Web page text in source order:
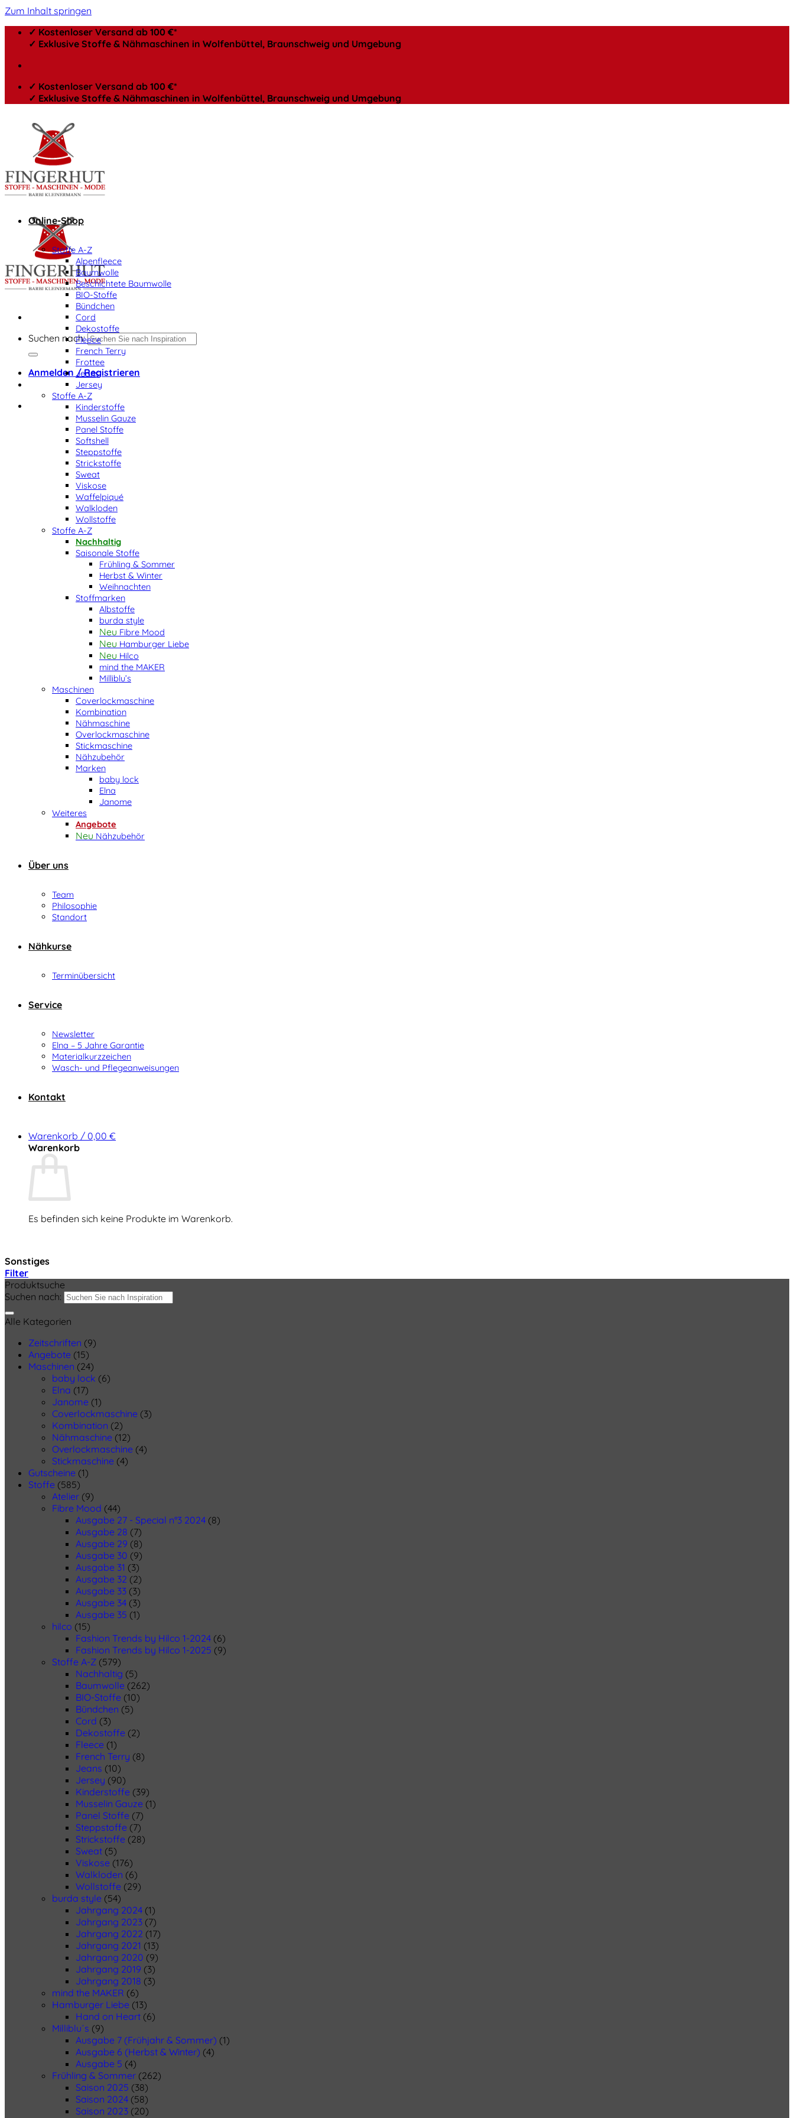
Zum Inhalt springen
✓ Kostenloser Versand ab 100 €*
✓ Exklusive Stoffe & Nähmaschinen in Wolfenbüttel, Braunschweig und Umgebung
✓ Kostenloser Versand ab 100 €*
✓ Exklusive Stoffe & Nähmaschinen in Wolfenbüttel, Braunschweig und Umgebung
Suchen nach:
Anmelden / Registrieren
Online-Shop
Stoffe A-Z
Alpenfleece
Baumwolle
Beschichtete Baumwolle
BIO-Stoffe
Bündchen
Cord
Dekostoffe
Fleece
French Terry
Frottee
Jeans
Jersey
Stoffe A-Z
Kinderstoffe
Musselin Gauze
Panel Stoffe
Softshell
Steppstoffe
Strickstoffe
Sweat
Viskose
Waffelpiqué
Walkloden
Wollstoffe
Stoffe A-Z
Nachhaltig
Saisonale Stoffe
Frühling & Sommer
Herbst & Winter
Weihnachten
Stoffmarken
Albstoffe
burda style
Fibre Mood
Hamburger Liebe
Hilco
mind the MAKER
Milliblu’s
Maschinen
Coverlockmaschine
Kombination
Nähmaschine
Overlockmaschine
Stickmaschine
Nähzubehör
Marken
baby lock
Elna
Janome
Weiteres
Angebote
Nähzubehör
Über uns
Team
Philosophie
Standort
Nähkurse
Terminübersicht
Service
Newsletter
Elna – 5 Jahre Garantie
Materialkurzzeichen
Wasch- und Pflegeanweisungen
Kontakt
Warenkorb / 0,00 €
Warenkorb
Es befinden sich keine Produkte im Warenkorb.
Sonstiges
Filter
Produktsuche
Suchen nach:
Alle Kategorien
Zeitschriften (9)
Angebote (15)
Maschinen (24)
baby lock (6)
Elna (17)
Janome (1)
Coverlockmaschine (3)
Kombination (2)
Nähmaschine (12)
Overlockmaschine (4)
Stickmaschine (4)
Gutscheine (1)
Stoffe (585)
Atelier (9)
Fibre Mood (44)
Ausgabe 27 - Special n°3 2024 (8)
Ausgabe 28 (7)
Ausgabe 29 (8)
Ausgabe 30 (9)
Ausgabe 31 (3)
Ausgabe 32 (2)
Ausgabe 33 (3)
Ausgabe 34 (3)
Ausgabe 35 (1)
hilco (15)
Fashion Trends by Hilco 1-2024 (6)
Fashion Trends by Hilco 1-2025 (9)
Stoffe A-Z (579)
Nachhaltig (5)
Baumwolle (262)
BIO-Stoffe (10)
Bündchen (5)
Cord (3)
Dekostoffe (2)
Fleece (1)
French Terry (8)
Jeans (10)
Jersey (90)
Kinderstoffe (39)
Musselin Gauze (1)
Panel Stoffe (7)
Steppstoffe (7)
Strickstoffe (28)
Sweat (5)
Viskose (176)
Walkloden (6)
Wollstoffe (29)
burda style (54)
Jahrgang 2024 (1)
Jahrgang 2023 (7)
Jahrgang 2022 (17)
Jahrgang 2021 (13)
Jahrgang 2020 (9)
Jahrgang 2019 (3)
Jahrgang 2018 (3)
mind the MAKER (6)
Hamburger Liebe (13)
Hand on Heart (6)
Milliblu´s (9)
Ausgabe 7 (Frühjahr & Sommer) (1)
Ausgabe 6 (Herbst & Winter) (4)
Ausgabe 5 (4)
Frühling & Sommer (262)
Saison 2025 (38)
Saison 2024 (58)
Saison 2023 (20)